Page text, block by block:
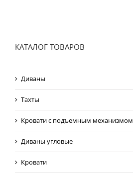
КАТАЛОГ ТОВАРОВ
Диваны
Тахты
Кровати с подъемным механизмом
Диваны угловые
Кровати